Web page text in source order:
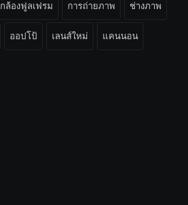
กล้องฟูลเฟรม การถ่ายภาพ ช่างภาพ
ออปโป้ เลนส์ใหม่ แคนนอน